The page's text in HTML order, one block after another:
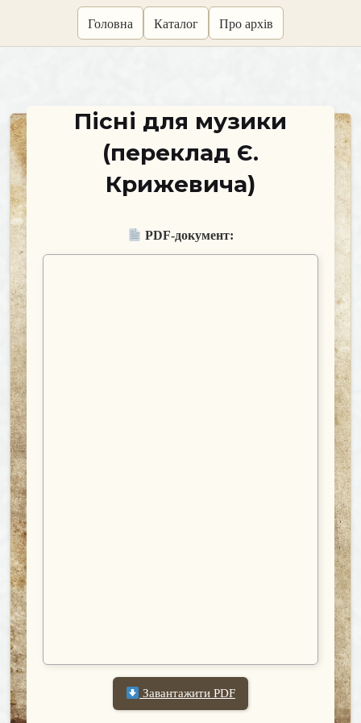
Головна Каталог Про архів
Пісні для музики
(переклад Є.
Крижевича)
PDF-документ:
Завантажити PDF